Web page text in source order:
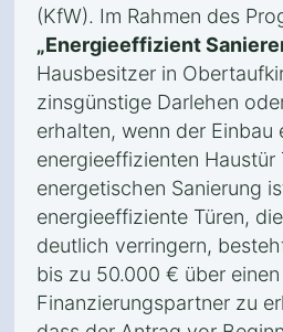
(KfW). Im Rahmen des
„Energieeffizient
Hausbesitzer in
zinsgünstige Darlehen
erhalten, wenn der Einbau
energieeffizienten Haustür
energetischen Sanierung
energieeffiziente Türen,
deutlich verringern,
bis zu 50.000 € über
Finanzierungspartner zu